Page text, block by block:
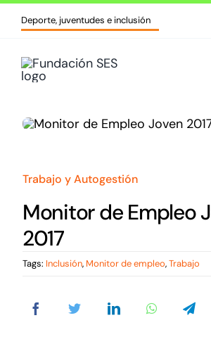
Skip
Deporte, juventudes e inclusión
Inicio
Cursos y formaciones
Noticias
Trabajo y Autogestión
Monitor de Empleo
2017
Tags: Inclusión, Monitor de empleo,Trabajo